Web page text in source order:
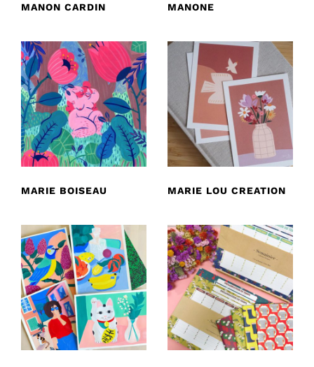
MANON CARDIN MANONE
MARIE BOISEAU MARIE LOU CREATION